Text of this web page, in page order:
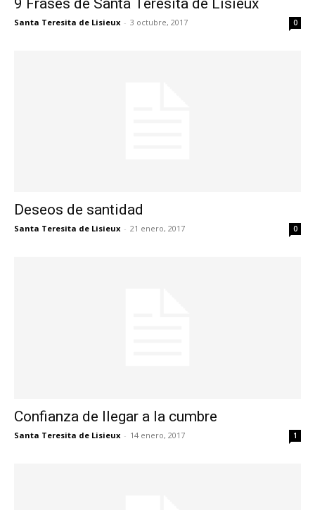
9 Frases de Santa Teresita de Lisieux
Santa Teresita de Lisieux - 3 octubre, 2017 0
Deseos de santidad
Santa Teresita de Lisieux - 21 enero, 2017 0
Confianza de llegar a la cumbre
Santa Teresita de Lisieux - 14 enero, 2017 1